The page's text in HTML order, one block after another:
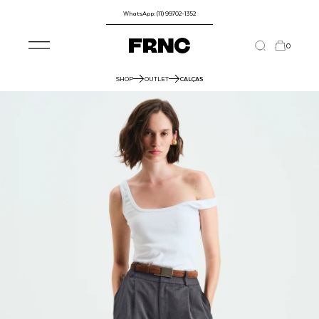
WhatsApp: (11) 99702-1352
0
SHOP OUTLET CALÇAS